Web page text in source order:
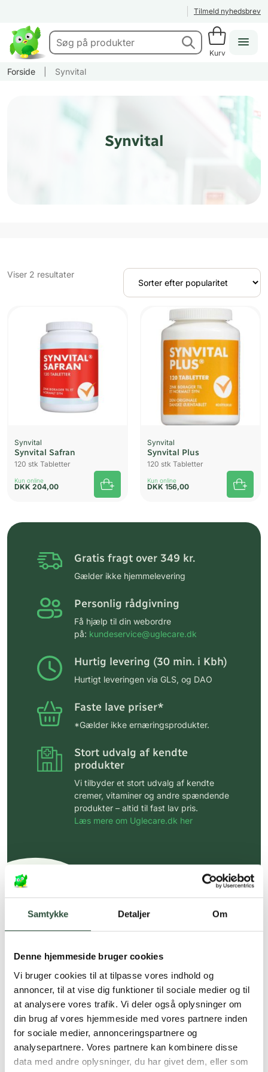
Samtykke Detaljer Om
Denne hjemmeside bruger cookies
Vi bruger cookies til at tilpasse vores indhold og
annoncer, til at vise dig funktioner til sociale medier og til
at analysere vores trafik. Vi deler også oplysninger om
din brug af vores hjemmeside med vores partnere inden
for sociale medier, annonceringspartnere og
analysepartnere. Vores partnere kan kombinere disse
data med andre oplysninger, du har givet dem, eller som
Tilmeld nyhedsbrev
Kurv
Forside Synvital
Synvital
Viser 2 resultaterSorteret
Synvital
Synvital Safran
120 stk Tabletter
Kun online
DKK 204,00
Synvital
Synvital Plus
120 stk Tabletter
Kun online
DKK 156,00
Gratis fragt over 349 kr.
Gælder ikke hjemmelevering
Personlig rådgivning
Få hjælp til din webordre
på: kundeservice@uglecare.dk
Hurtig levering (30 min. i Kbh)
Hurtigt leveringen via GLS, og DAO
Faste lave priser*
*Gælder ikke ernæringsprodukter.
Stort udvalg af kendte
produkter
Vi tilbyder et stort udvalg af kendte
cremer, vitaminer og andre spændende
produkter – altid til fast lav pris.
Læs mere om Uglecare.dk her